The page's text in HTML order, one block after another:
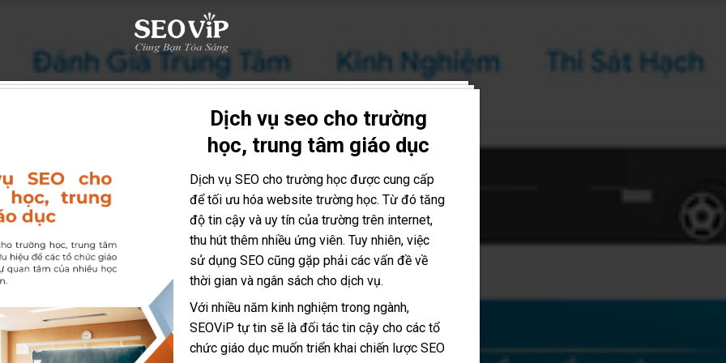
Dịch vụ seo cho trường
học, trung tâm giáo dục
Dịch vụ SEO cho trường học được cung cấp
để tối ưu hóa website trường học. Từ đó tăng
độ tin cậy và uy tín của trường trên internet,
thu hút thêm nhiều ứng viên. Tuy nhiên, việc
sử dụng SEO cũng gặp phải các vấn đề về
thời gian và ngân sách cho dịch vụ.
Với nhiều năm kinh nghiệm trong ngành,
SEOViP tự tin sẽ là đối tác tin cậy cho các tổ
chức giáo dục muốn triển khai chiến lược SEO